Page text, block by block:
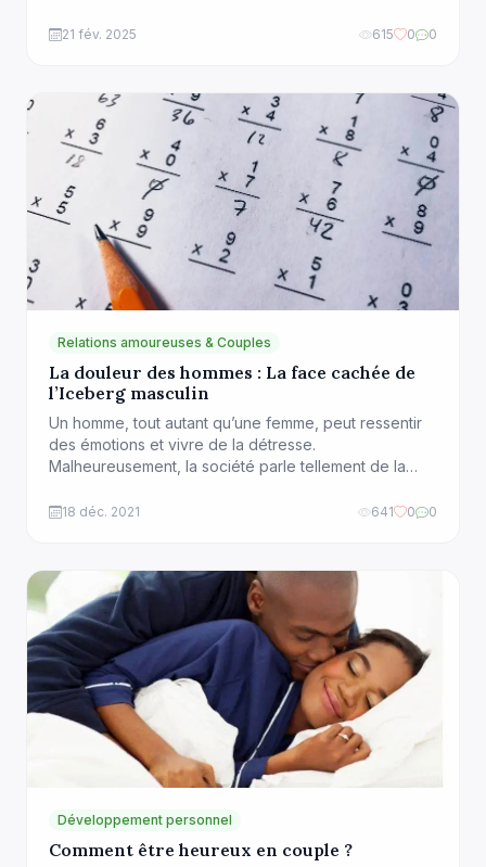
psychologiques: du développement ou de
Néanmoins, un score égal ou supérieur à […]
21 fév. 2025 615 0 0
Relations amoureuses & Couples
La douleur des hommes : La face cachée de
l’Iceberg masculin
Un homme, tout autant qu’une femme, peut ressentir
des émotions et vivre de la détresse.
Malheureusement, la société parle tellement de la
arrive presque à oublier celle des hommes qui les
18 déc. 2021 641 0 0
Développement personnel
Comment être heureux en couple ?